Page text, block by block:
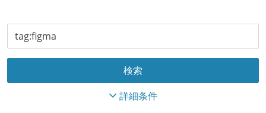
詳細条件